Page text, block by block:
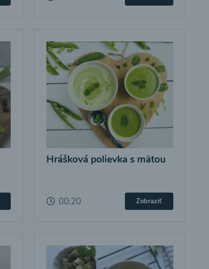
Hrášková polievka s mätou
00:20 Zobraziť